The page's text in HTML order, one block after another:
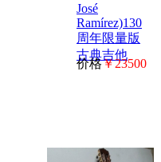
José
Ramírez)130
周年限量版
古典吉他
价格￥23500